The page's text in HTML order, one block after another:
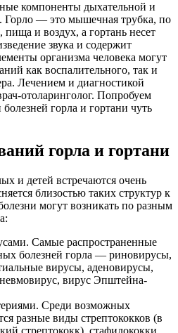
компоненты дыхательной и
Горло — это мышечная трубка, по
пища и воздух, а гортань несет
звука и содержит
организма человека могут
как воспалительного, так и
Лечением и диагностикой
отоларинголог. Попробуем
болезней горла и гортани чуть
горла и гортани
и детей встречаются очень
близостью таких структур к
могут возникать по разным
Самые распространенные
болезней горла — риновирусы,
вирусы, аденовирусы,
вирус Эпштейна-
Среди возможных
разные виды стрептококков (в
стрептококк), стафилококки,